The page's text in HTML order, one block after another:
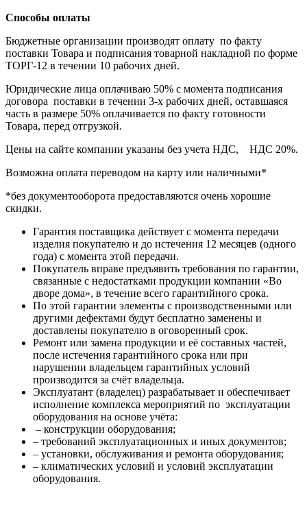
Способы оплаты
Бюджетные организации производят оплату по факту
поставки Товара и подписания товарной накладной по форме
ТОРГ-12 в течении 10 рабочих дней.
Юридические лица оплачиваю 50% с момента подписания
договора поставки в течении 3-х рабочих дней, оставшаяся
часть в размере 50% оплачивается по факту готовности
Товара, перед отгрузкой.
Цены на сайте компании указаны без учета НДС, НДС 20%.
Возможна оплата переводом на карту или наличными*
*без документооборота предоставляются очень хорошие
скидки.
Гарантия поставщика действует с момента передачи
изделия покупателю и до истечения 12 месяцев (одного
года) с момента этой передачи.
Покупатель вправе предъявить требования по гарантии,
связанные с недостатками продукции компании «Во
дворе дома», в течение всего гарантийного срока.
По этой гарантии элементы с производственными или
другими дефектами будут бесплатно заменены и
доставлены покупателю в оговоренный срок.
Ремонт или замена продукции и её составных частей,
после истечения гарантийного срока или при
нарушении владельцем гарантийных условий
производится за счёт владельца.
Эксплуатант (владелец) разрабатывает и обеспечивает
исполнение комплекса мероприятий по эксплуатации
оборудования на основе учёта:
– конструкции оборудования;
– требований эксплуатационных и иных документов;
– установки, обслуживания и ремонта оборудования;
– климатических условий и условий эксплуатации
оборудования.